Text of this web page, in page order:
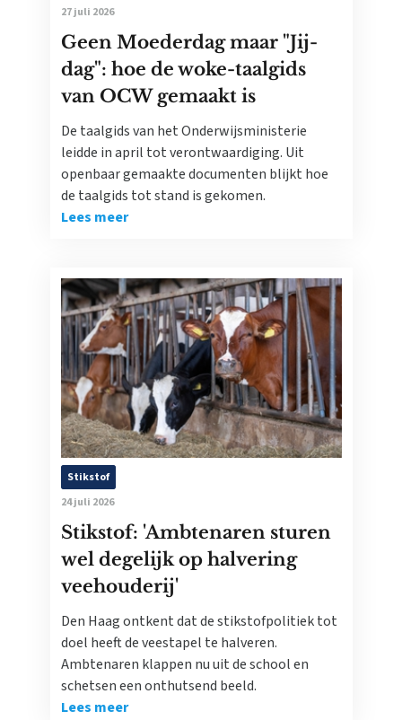
27 juli 2026
Geen Moederdag maar "Jij-
dag": hoe de woke-taalgids
van OCW gemaakt is
De taalgids van het Onderwijsministerie
leidde in april tot verontwaardiging. Uit
openbaar gemaakte documenten blijkt hoe
de taalgids tot stand is gekomen.
Lees meer
Stikstof
24 juli 2026
Stikstof: 'Ambtenaren sturen
wel degelijk op halvering
veehouderij'
Den Haag ontkent dat de stikstofpolitiek tot
doel heeft de veestapel te halveren.
Ambtenaren klappen nu uit de school en
schetsen een onthutsend beeld.
Lees meer